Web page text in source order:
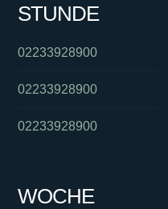
STUNDE
02233928900
02233928900
02233928900
WOCHE